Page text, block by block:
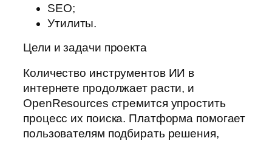
SEO;
Утилиты.
Цели и задачи проекта
Количество инструментов ИИ в
интернете продолжает расти, и
OpenResources стремится упростить
процесс их поиска. Платформа помогает
пользователям подбирать решения,